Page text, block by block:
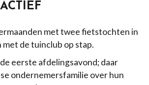
met twee fietstochten in
met de tuinclub op stap.
eerste afdelingsavond; daar
ondernemersfamilie over hun